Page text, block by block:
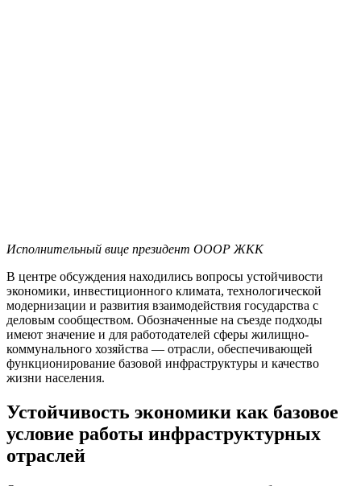
Исполнительный вице президент ОООР ЖКК
В центре обсуждения находились вопросы устойчивости
экономики, инвестиционного климата, технологической
модернизации и развития взаимодействия государства с
деловым сообществом. Обозначенные на съезде подходы
имеют значение и для работодателей сферы жилищно-
коммунального хозяйства — отрасли, обеспечивающей
функционирование базовой инфраструктуры и качество
жизни населения.
Устойчивость экономики как базовое
условие работы инфраструктурных
отраслей